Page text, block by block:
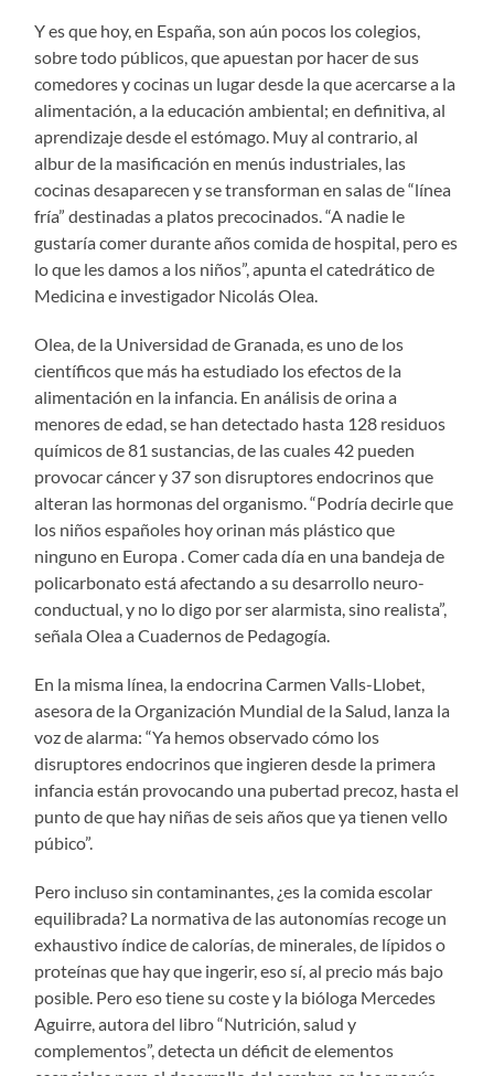
Y es que hoy, en España, son aún pocos los colegios,
sobre todo públicos, que apuestan por hacer de sus
comedores y cocinas un lugar desde la que acercarse a la
alimentación, a la educación ambiental; en definitiva, al
aprendizaje desde el estómago. Muy al contrario, al
albur de la masificación en menús industriales, las
cocinas desaparecen y se transforman en salas de “línea
fría” destinadas a platos precocinados. “A nadie le
gustaría comer durante años comida de hospital, pero es
lo que les damos a los niños”, apunta el catedrático de
Medicina e investigador Nicolás Olea.
Olea, de la Universidad de Granada, es uno de los
científicos que más ha estudiado los efectos de la
alimentación en la infancia. En análisis de orina a
menores de edad, se han detectado hasta 128 residuos
químicos de 81 sustancias, de las cuales 42 pueden
provocar cáncer y 37 son disruptores endocrinos que
alteran las hormonas del organismo. “Podría decirle que
los niños españoles hoy orinan más plástico que
ninguno en Europa . Comer cada día en una bandeja de
policarbonato está afectando a su desarrollo neuro-
conductual, y no lo digo por ser alarmista, sino realista”,
señala Olea a Cuadernos de Pedagogía.
En la misma línea, la endocrina Carmen Valls-Llobet,
asesora de la Organización Mundial de la Salud, lanza la
voz de alarma: “Ya hemos observado cómo los
disruptores endocrinos que ingieren desde la primera
infancia están provocando una pubertad precoz, hasta el
punto de que hay niñas de seis años que ya tienen vello
púbico”.
Pero incluso sin contaminantes, ¿es la comida escolar
equilibrada? La normativa de las autonomías recoge un
exhaustivo índice de calorías, de minerales, de lípidos o
proteínas que hay que ingerir, eso sí, al precio más bajo
posible. Pero eso tiene su coste y la bióloga Mercedes
Aguirre, autora del libro “Nutrición, salud y
complementos”, detecta un déficit de elementos